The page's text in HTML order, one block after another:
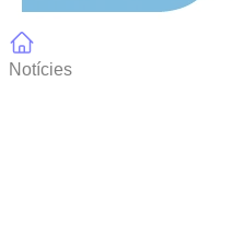
Notícies